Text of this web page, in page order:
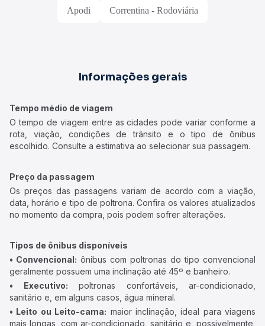
Apodi Correntina - Rodoviária
Informações gerais
Tempo médio de viagem
O tempo de viagem entre as cidades pode variar conforme a
rota, viação, condições de trânsito e o tipo de ônibus
escolhido. Consulte a estimativa ao selecionar sua passagem.
Preço da passagem
Os preços das passagens variam de acordo com a viação,
data, horário e tipo de poltrona. Confira os valores atualizados
no momento da compra, pois podem sofrer alterações.
Tipos de ônibus disponíveis
• Convencional: ônibus com poltronas do tipo convencional
geralmente possuem uma inclinação até 45º e banheiro.
• Executivo: poltronas confortáveis, ar-condicionado,
sanitário e, em alguns casos, água mineral.
• Leito ou Leito-cama: maior inclinação, ideal para viagens
mais longas, com ar-condicionado, sanitário e, possivelmente,